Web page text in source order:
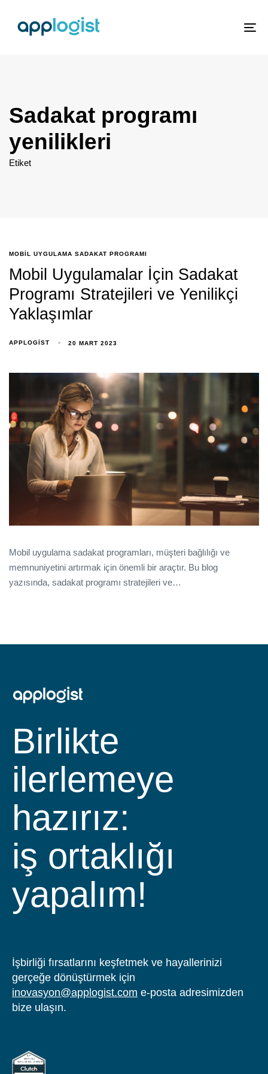
Sadakat programı
yenilikleri
Etiket
MOBIL UYGULAMA SADAKAT PROGRAMI
Mobil Uygulamalar İçin Sadakat
Programı Stratejileri ve Yenilikçi
Yaklaşımlar
APPLOGIST 20 MART 2023
Mobil uygulama sadakat programları, müşteri bağlılığı ve
memnuniyetini artırmak için önemli bir araçtır. Bu blog
yazısında, sadakat programı stratejileri ve…
Birlikte
ilerlemeye
hazırız:
iş ortaklığı
yapalım!
İşbirliği fırsatlarını keşfetmek ve hayallerinizi
gerçeğe dönüştürmek için
inovasyon@applogist.com e-posta adresimizden
bize ulaşın.